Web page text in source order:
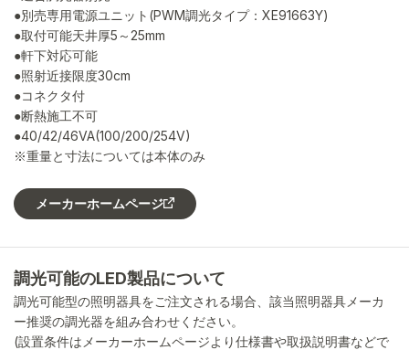
●別売専用電源ユニット(PWM調光タイプ：XE91663Y)
●取付可能天井厚5～25mm
●軒下対応可能
●照射近接限度30cm
●コネクタ付
●断熱施工不可
●40/42/46VA(100/200/254V)
※重量と寸法については本体のみ
メーカーホームページ
調光可能のLED製品について
調光可能型の照明器具をご注文される場合、該当照明器具メーカ
ー推奨の調光器を組み合わせください。
(設置条件はメーカーホームページより仕様書や取扱説明書などで